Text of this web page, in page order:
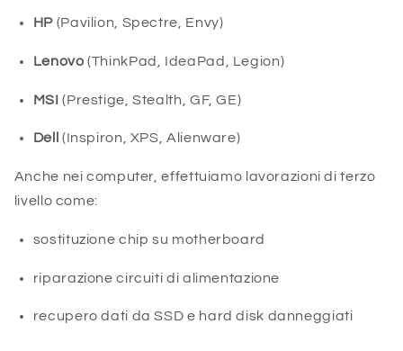
HP (Pavilion, Spectre, Envy)
Lenovo (ThinkPad, IdeaPad, Legion)
MSI (Prestige, Stealth, GF, GE)
Dell (Inspiron, XPS, Alienware)
Anche nei computer, effettuiamo lavorazioni di terzo
livello come:
sostituzione chip su motherboard
riparazione circuiti di alimentazione
recupero dati da SSD e hard disk danneggiati